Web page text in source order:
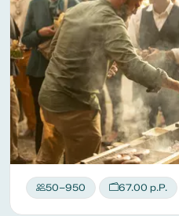
50–950 67.00 p.P.